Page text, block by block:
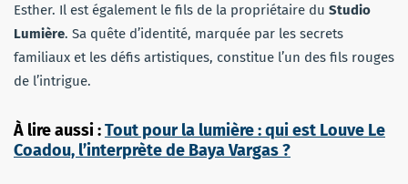
Esther. Il est également le fils de la propriétaire du Studio
Lumière. Sa quête d’identité, marquée par les secrets
familiaux et les défis artistiques, constitue l’un des fils rouges
de l’intrigue.
À lire aussi :Tout pour la lumière : qui est Louve Le
Coadou, l’interprète de Baya Vargas ?